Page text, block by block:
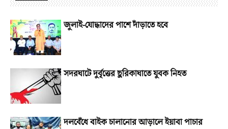
জুলাই-যোদ্ধাদের পাশে দাঁড়াতে হবে
সদরঘাটে দুর্বৃত্তের ছুরিকাঘাতে যুবক নিহত
দলবেঁধে বাইক চালানোর আড়ালে ইয়াবা পাচার